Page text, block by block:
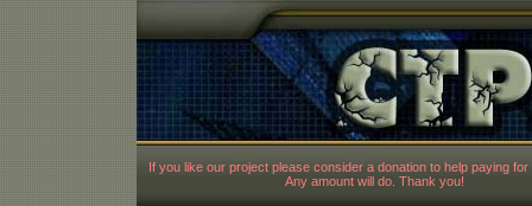
If you like our project please consider a donation to help paying for
Any amount will do. Thank you!